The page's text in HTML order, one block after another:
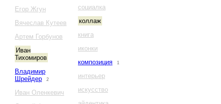
Егор Жгун
Вячеслав Кутеев
Артем Горбунов
Иван
Тихомиров
Владимир
Шрейдер
2
Иван Оленкевич
социалка
коллаж
книга
иконки
композиция
1
интерьер
искусство